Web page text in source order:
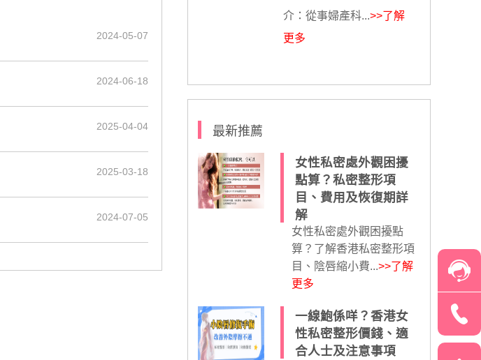
2024-05-07
2024-06-18
2025-04-04
2025-03-18
2024-07-05
介：從事婦產科...>>了解
更多
最新推薦
女性私密處外觀困擾
點算？私密整形項
目、費用及恢復期詳
解
女性私密處外觀困擾點
算？了解香港私密整形項
目、陰唇縮小費...>>了解
更多
一線鮑係咩？香港女
性私密整形價錢、適
合人士及注意事項